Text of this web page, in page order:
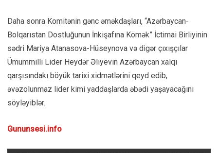
Daha sonra Komitənin gənc əməkdaşları, “Azərbaycan-
Bolqarıstan Dostluğunun İnkişafına Kömək” İctimai Birliyinin
sədri Mariya Atanasova-Hüseynova və digər çıxışçılar
Ümummilli Lider Heydər Əliyevin Azərbaycan xalqı
qarşısındakı böyük tarixi xidmətlərini qeyd edib,
əvəzolunmaz lider kimi yaddaşlarda əbədi yaşayacağını
söyləyiblər.
Gununsesi.info